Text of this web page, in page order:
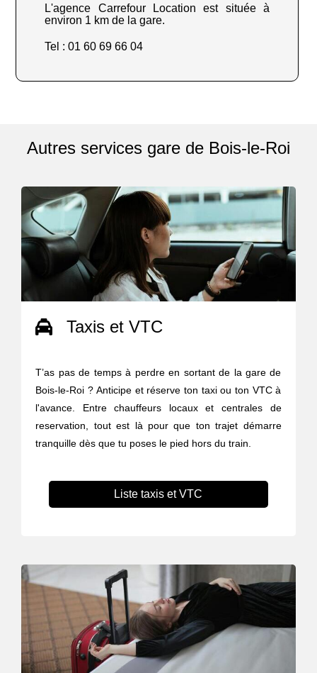
L'agence Carrefour Location est située à
environ 1 km de la gare.
Tel : 01 60 69 66 04
Autres services gare de Bois-le-Roi
Taxis et VTC
T’as pas de temps à perdre en sortant de la gare de
Bois-le-Roi ? Anticipe et réserve ton taxi ou ton VTC à
l'avance. Entre chauffeurs locaux et centrales de
reservation, tout est là pour que ton trajet démarre
tranquille dès que tu poses le pied hors du train.
Liste taxis et VTC